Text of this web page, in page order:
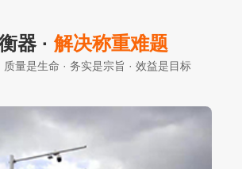
器 · 解决称重难题
质量是生命 · 务实是宗旨 · 效益是目标